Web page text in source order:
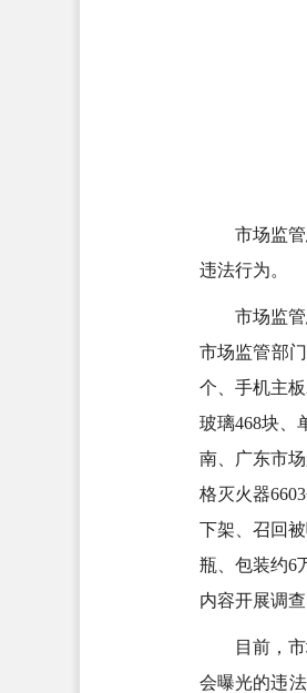
市场监
违法行为。
市场监
市场监管部
个、手机主
玻璃468块、
南、广东市
格灭火器
下架、召回
瓶、包装约6
内容开展调
目前，
会曝光的违